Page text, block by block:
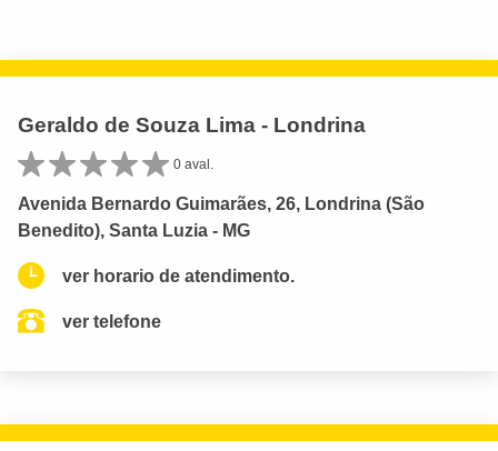
Geraldo de Souza Lima - Londrina
0 aval.
Avenida Bernardo Guimarães, 26, Londrina (São
Benedito), Santa Luzia - MG
ver horario de atendimento.
ver telefone